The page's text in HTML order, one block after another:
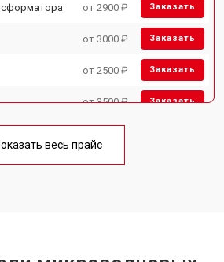
от 2900 ₽ Заказать
от 3000 ₽ Заказать
от 2500 ₽ Заказать
от 3500 ₽ Заказать
от 2400 ₽
весь прайс